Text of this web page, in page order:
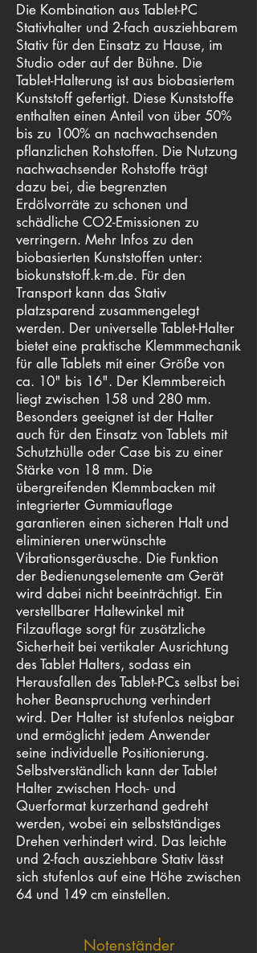
Die Kombination aus Tablet-PC
Stativhalter und 2-fach ausziehbarem
Stativ für den Einsatz zu Hause, im
Studio oder auf der Bühne. Die
Tablet-Halterung ist aus biobasiertem
Kunststoff gefertigt. Diese Kunststoffe
enthalten einen Anteil von über 50%
bis zu 100% an nachwachsenden
pflanzlichen Rohstoffen. Die Nutzung
nachwachsender Rohstoffe trägt
dazu bei, die begrenzten
Erdölvorräte zu schonen und
schädliche CO2-Emissionen zu
verringern. Mehr Infos zu den
biobasierten Kunststoffen unter:
biokunststoff.k-m.de. Für den
Transport kann das Stativ
platzsparend zusammengelegt
werden. Der universelle Tablet-Halter
bietet eine praktische Klemmmechanik
für alle Tablets mit einer Größe von
ca. 10" bis 16". Der Klemmbereich
liegt zwischen 158 und 280 mm.
Besonders geeignet ist der Halter
auch für den Einsatz von Tablets mit
Schutzhülle oder Case bis zu einer
Stärke von 18 mm. Die
übergreifenden Klemmbacken mit
integrierter Gummiauflage
garantieren einen sicheren Halt und
eliminieren unerwünschte
Vibrationsgeräusche. Die Funktion
der Bedienungselemente am Gerät
wird dabei nicht beeinträchtigt. Ein
verstellbarer Haltewinkel mit
Filzauflage sorgt für zusätzliche
Sicherheit bei vertikaler Ausrichtung
des Tablet Halters, sodass ein
Herausfallen des Tablet-PCs selbst bei
hoher Beanspruchung verhindert
wird. Der Halter ist stufenlos neigbar
und ermöglicht jedem Anwender
seine individuelle Positionierung.
Selbstverständlich kann der Tablet
Halter zwischen Hoch- und
Querformat kurzerhand gedreht
werden, wobei ein selbstständiges
Drehen verhindert wird. Das leichte
und 2-fach ausziehbare Stativ lässt
sich stufenlos auf eine Höhe zwischen
64 und 149 cm einstellen.
Notenständer